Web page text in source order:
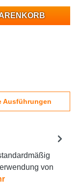
Ausführungen
von